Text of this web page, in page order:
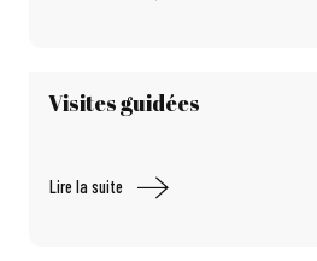
Visites guidées
Lire la suite